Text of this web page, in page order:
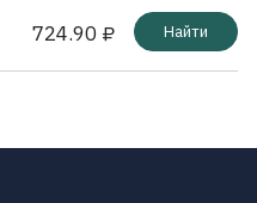
724.90 ₽ Найти